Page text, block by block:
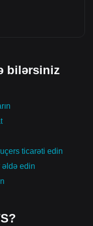
bilərsiniz
ticarəti edin
əldə edin